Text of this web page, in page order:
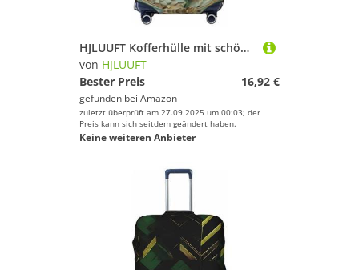
HJLUUFT Kofferhülle mit schönem grünen Drachen-Druck, Reisegepäck-Abdeckung, waschbar, kratzfest, Schwarz , M
von HJLUUFT
Bester Preis
16,92 €
gefunden bei Amazon
zuletzt überprüft am 27.09.2025 um 00:03; der
Preis kann sich seitdem geändert haben.
Keine weiteren Anbieter